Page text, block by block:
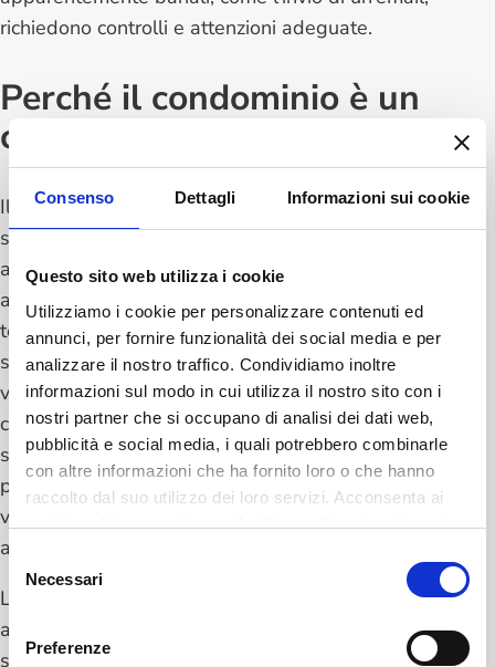
Consenso Dettagli Informazioni sui cookie
Questo sito web utilizza i cookie
Utilizziamo i cookie per personalizzare contenuti ed
annunci, per fornire funzionalità dei social media e per
analizzare il nostro traffico. Condividiamo inoltre
informazioni sul modo in cui utilizza il nostro sito con i
nostri partner che si occupano di analisi dei dati web,
pubblicità e social media, i quali potrebbero combinarle
con altre informazioni che ha fornito loro o che hanno
raccolto dal suo utilizzo dei loro servizi. Acconsenta ai
nostri cookie se continua ad utilizzare il nostro sito web.
Selezione
del
consenso
Necessari
Preferenze
richiedono controlli e attenzioni adeguate.
Perché il condominio è un
contesto ad alto rischio
Il condominio è una realtà lavorativa complessa
sotto il profilo della privacy e non per ragioni
astratte. Ogni giorno, attraverso lo studio di un
amministratore, transitano informazioni che
toccano la vita delle persone in modo diretto e
spesso delicato: documentazione contabile,
verbali di assemblea, contratti, dati anagrafici
completi, a volte informazioni che riguardano la
salute o situazioni personali degli inquilini. Un
patrimonio informativo che, per quantità e
varietà, richiederebbe strumenti e procedure
all'altezza.
La realtà, però, è spesso diversa. Molti studi di
amministrazione gestiscono questi dati con
strumenti nati per altri scopi: caselle email